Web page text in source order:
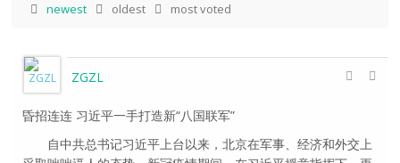
newest oldest most voted
ZGZL
昏招连连 习近平一手打造新“八国联军”
自中共总书记习近平上台以来，北京在军事、经济和外交上